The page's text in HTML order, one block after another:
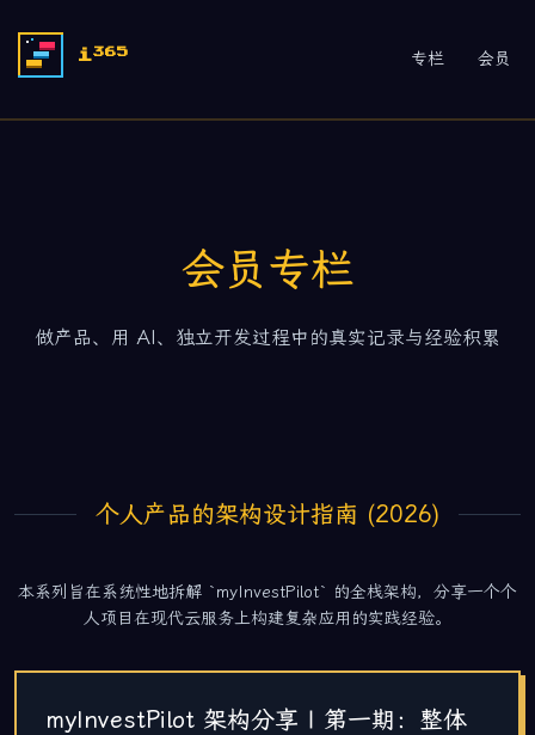
i365 专栏 会员
会员专栏
做产品、用 AI、独立开发过程中的真实记录与经验积累
个人产品的架构设计指南 (2026)
本系列旨在系统性地拆解 `myInvestPilot` 的全栈架构，分享一个个
人项目在现代云服务上构建复杂应用的实践经验。
myInvestPilot 架构分享 | 第一期：整体